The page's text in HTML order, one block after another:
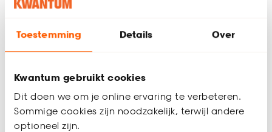
Toestemming Details Over
Kwantum gebruikt cookies
Dit doen we om je online ervaring te verbeteren.
Sommige cookies zijn noodzakelijk, terwijl andere
optioneel zijn.
E27 fitting
Exclusief lichtbron
De snoerpendel is ideaal omdat hij past in elke interieurstijl
en gemakkelijk op te hangen is. Combineer hem met een
lichtbron naar keuze met een E27 fitting en creër de
lichtsfeer die past bij jouw woonwensen. Kies bijvoorbeeld uit